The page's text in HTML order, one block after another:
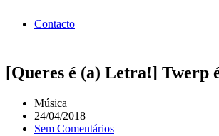
Contacto
[Queres é (a) Letra!] Twerp
Música
24/04/2018
Sem Comentários